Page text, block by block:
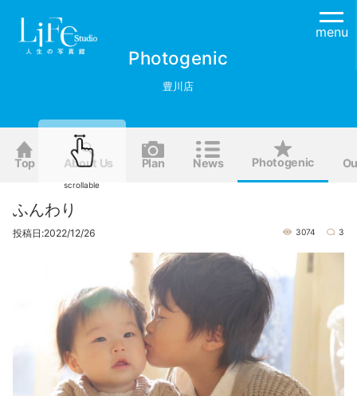
menu
Photogenic
豊川店
Top About Us Plan News Photogenic
ふんわり
投稿日:2022/12/26 3074 3